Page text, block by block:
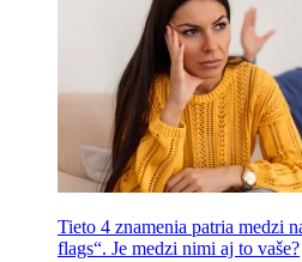
Tieto 4 znamenia patria medzi
flags“. Je medzi nimi aj to vaše?